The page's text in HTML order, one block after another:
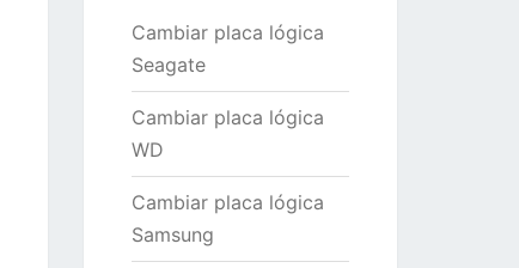
Cambiar placa lógica
Seagate
Cambiar placa lógica
WD
Cambiar placa lógica
Samsung